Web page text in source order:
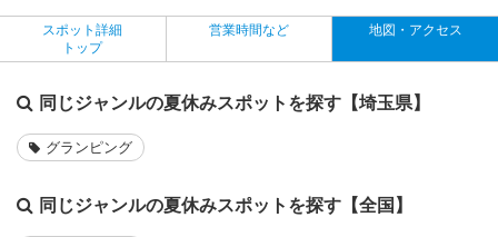
スポット詳細
トップ
営業時間など 地図・アクセス
同じジャンルの夏休みスポットを探す【埼玉県】
グランピング
同じジャンルの夏休みスポットを探す【全国】